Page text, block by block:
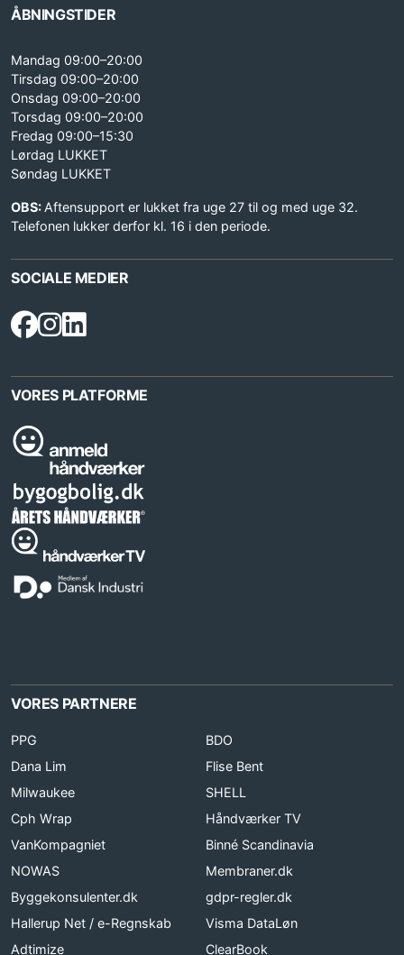
ÅBNINGSTIDER
Mandag 09:00–20:00
Tirsdag 09:00–20:00
Onsdag 09:00–20:00
Torsdag 09:00–20:00
Fredag 09:00–15:30
Lørdag LUKKET
Søndag LUKKET
OBS: Aftensupport er lukket fra uge 27 til og med uge 32.
Telefonen lukker derfor kl. 16 i den periode.
SOCIALE MEDIER
VORES PLATFORME
VORES PARTNERE
PPG
BDO
Dana Lim
Flise Bent
Milwaukee
SHELL
Cph Wrap
Håndværker TV
VanKompagniet
Binné Scandinavia
NOWAS
Membraner.dk
Byggekonsulenter.dk
gdpr-regler.dk
Hallerup Net / e-Regnskab
Visma DataLøn
Adtimize
ClearBook